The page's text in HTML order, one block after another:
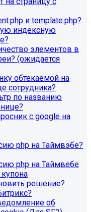
детского сада,
SIMAI:
Сайт
медицина, SIMAI:
поселения, SIMAI:
SIMAI: Сайт
делами,
Сайт
школы
и template.php?
индексную
элементов в
(ожидается
обтекаемой на
сотрудника?
по названию
с google на
php на Таймвэбе?
php на Таймвебе
решение?
об